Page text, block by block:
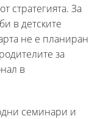
стратегията. За
в детските
не е планиран
за
в
семинари и